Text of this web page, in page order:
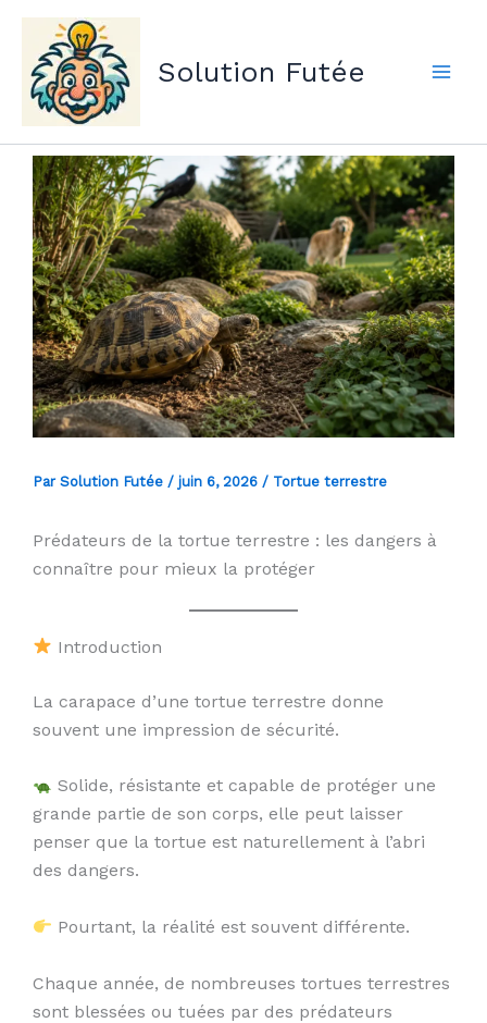
Aller
contenu
Solution Futée
Par Solution Futée / juin 6, 2026 / Tortue terrestre
Prédateurs de la tortue terrestre : les dangers à
connaître pour mieux la protéger
Introduction
La carapace d’une tortue terrestre donne
souvent une impression de sécurité.
Solide, résistante et capable de protéger une
grande partie de son corps, elle peut laisser
penser que la tortue est naturellement à l’abri
des dangers.
Pourtant, la réalité est souvent différente.
Chaque année, de nombreuses tortues terrestres
sont blessées ou tuées par des prédateurs